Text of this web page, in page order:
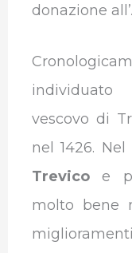
donazione all’
vescovo di
nel 1426.
Trevicoe
molto bene